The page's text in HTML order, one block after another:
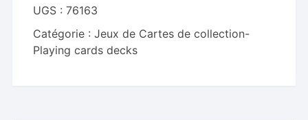
by
Dela
-
UGS :76163
Catégorie :Jeux de Cartes de collection-
Playing cards decks